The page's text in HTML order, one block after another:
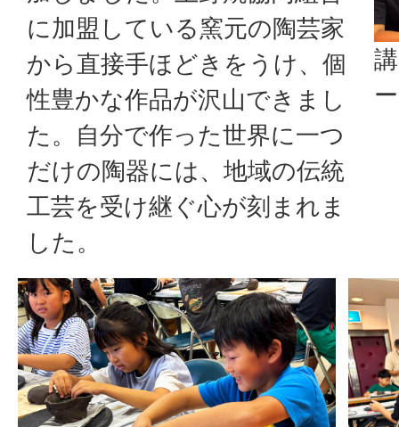
に加盟している窯元の陶芸家
から直接手ほどきをうけ、個
性豊かな作品が沢山できまし
た。自分で作った世界に一つ
だけの陶器には、地域の伝統
工芸を受け継ぐ心が刻まれま
した。